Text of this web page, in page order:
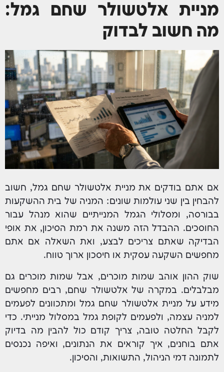
מניית אלטשולר שחם גמל:
מה חשוב לבדוק
אם אתם בודקים את מניית אלטשולר שחם גמל, חשוב
להבחין בין שני עולמות שונים: המניה של בית ההשקעות
בבורסה, ומסלולי הגמל המנייתיים שהוא מנהל עבור
החוסכים. ההבדל הזה משנה את רמת הסיכון, את אופי
הבדיקה שאתם צריכים לבצע, ואת השאלה אם אתם
מחפשים השקעה עסקית או חיסכון ארוך טווח.
שוק ההון אוהב שמות מוכרים, אבל שמות מוכרים גם
מבלבלים. במקרה של אלטשולר שחם, רבים מחפשים
מידע על מניית אלטשולר שחם גמל ומתכוונים לפעמים
למניה עצמה, ולפעמים לקופת גמל במסלול מנייתי. כדי
לקבל החלטה טובה, צריך קודם כול להבין מה בדיוק
אתם בוחנים, איך קוראים את הנתונים, ואיפה נכנסים
לתמונה דמי הניהול, התשואות, והסיכון.